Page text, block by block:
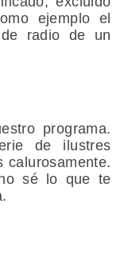
ejemplo el
radio de un
programa.
de ilustres
calurosamente.
sé lo que te